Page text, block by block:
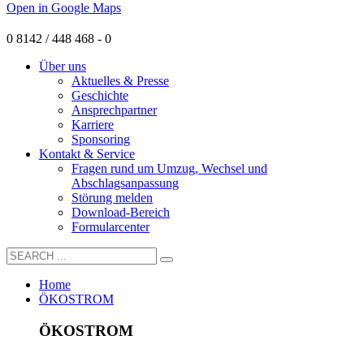
Open in Google Maps
0 8142 / 448 468 - 0
Über uns
Aktuelles & Presse
Geschichte
Ansprechpartner
Karriere
Sponsoring
Kontakt & Service
Fragen rund um Umzug, Wechsel und
Abschlagsanpassung
Störung melden
Download-Bereich
Formularcenter
Home
ÖKOSTROM
ÖKOSTROM